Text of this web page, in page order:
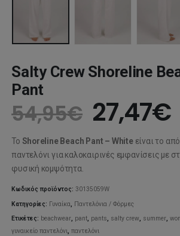
Salty Crew Shoreline
Pant
54,95€ Original
price
was:
54,95€.
27,47€Η
Το Shoreline Beach Pant – Whiteείναι το
παντελόνι για καλοκαιρινές εμφανίσεις με
φυσική κομψότητα.
Κωδικός προϊόντος: 30135059W
Κατηγορίες: Γυναίκα, Παντελόνια / Φόρμες
Ετικέτες: beachwear, pant, pants, salty crew, summer,
γυναικείο παντελόνι,παντελόνι